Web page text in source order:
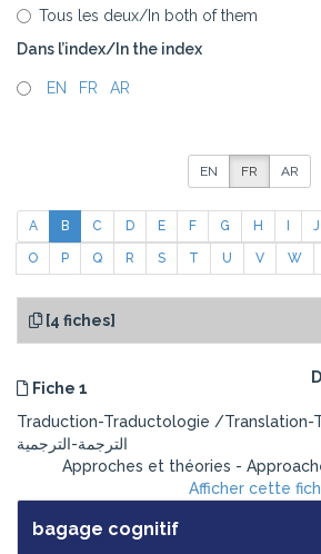
Tous les deux/In both of them
Dans l’index/In the index
EN FR AR
EN FR AR
A B C D E F G H I J
O P Q R S T U V W
[4 fiches]
Fiche 1
Traduction-Traductologie /Translation-
الترجمة-الترجمية
Approches et théories -
Afficher cette
bagage cognitif